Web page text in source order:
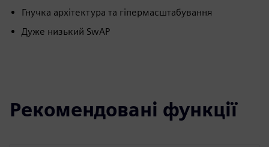
Гнучка архітектура та гіпермасштабування
Дуже низький SwAP
Рекомендовані функції